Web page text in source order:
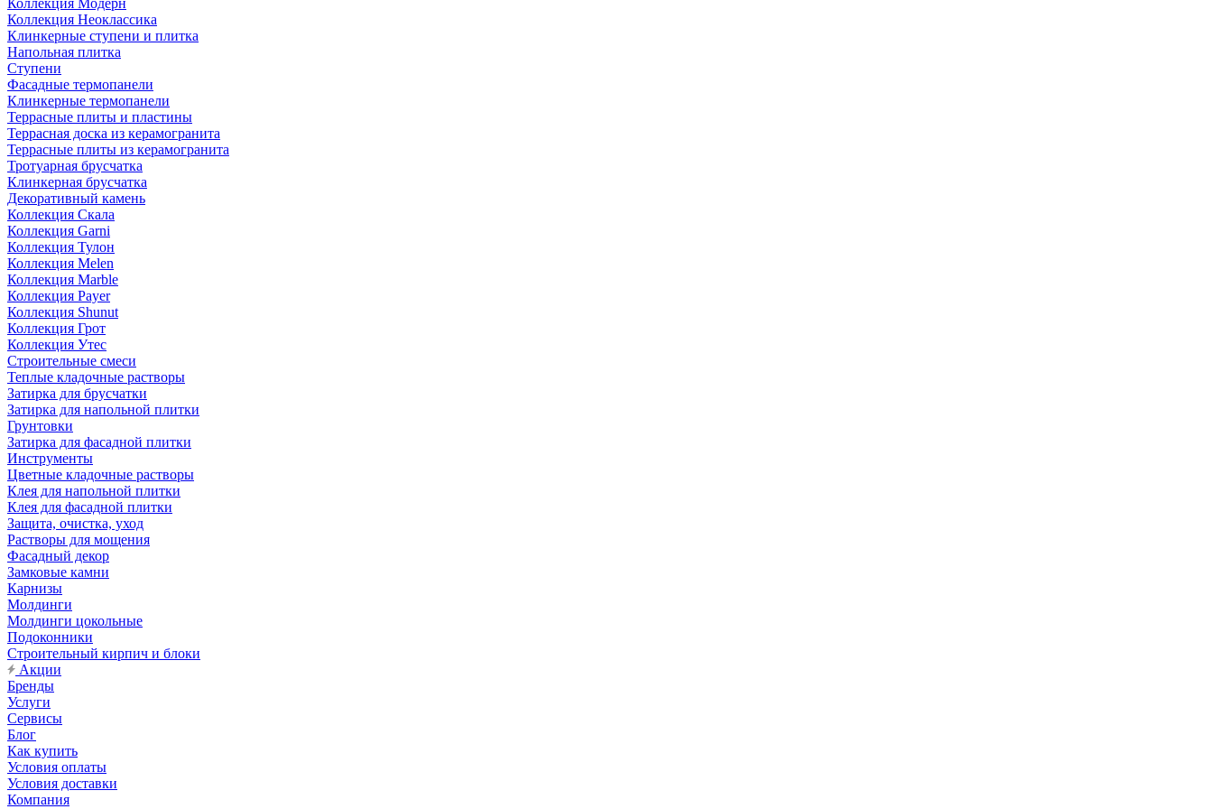
Коллекция Модерн
Коллекция Неоклассика
Клинкерные ступени и плитка
Напольная плитка
Ступени
Фасадные термопанели
Клинкерные термопанели
Террасные плиты и пластины
Террасная доска из керамогранита
Террасные плиты из керамогранита
Тротуарная брусчатка
Клинкерная брусчатка
Декоративный камень
Коллекция Скала
Коллекция Garni
Коллекция Тулон
Коллекция Melen
Коллекция Marble
Коллекция Payer
Коллекция Shunut
Коллекция Грот
Коллекция Утес
Строительные смеси
Теплые кладочные растворы
Затирка для брусчатки
Затирка для напольной плитки
Грунтовки
Затирка для фасадной плитки
Инструменты
Цветные кладочные растворы
Клея для напольной плитки
Клея для фасадной плитки
Защита, очистка, уход
Растворы для мощения
Фасадный декор
Замковые камни
Карнизы
Молдинги
Молдинги цокольные
Подоконники
Строительный кирпич и блоки
Акции
Бренды
Услуги
Сервисы
Блог
Как купить
Условия оплаты
Условия доставки
Компания